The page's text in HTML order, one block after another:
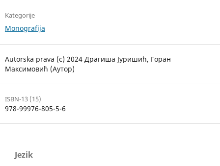
Kategorije
Monografija
Autorska prava (c) 2024 Драгиша Јуришић, Горан
Максимовић (Аутор)
ISBN-13 (15)
978-99976-805-5-6
Jezik